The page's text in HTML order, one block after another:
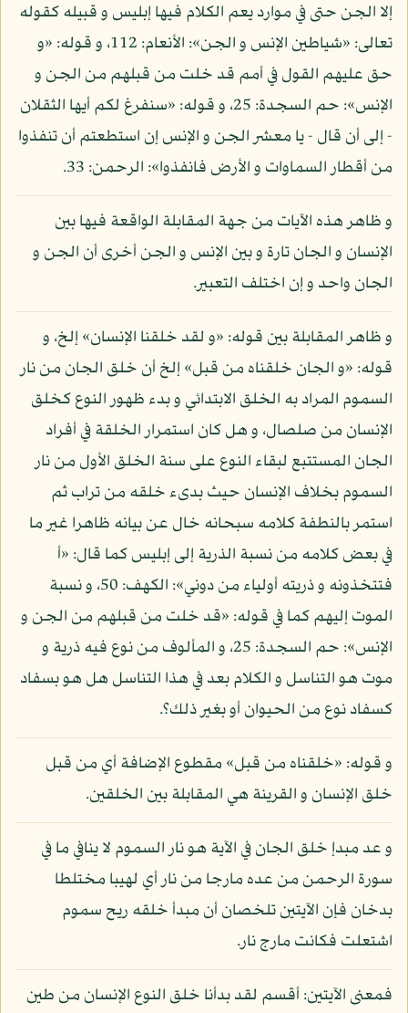
إلا الجن حتى في موارد يعم الكلام فيها إبليس و قبيله كقوله
تعالى: «شياطين الإنس و الجن»: الأنعام: 112، و قوله: «و
حق عليهم القول في أمم قد خلت من قبلهم من الجن و
الإنس»: حم السجدة: 25، و قوله: «سنفرغ لكم أيها الثقلان
- إلى أن قال - يا معشر الجن و الإنس إن استطعتم أن تنفذوا
من أقطار السماوات و الأرض فانفذوا»: الرحمن: 33.
و ظاهر هذه الآيات من جهة المقابلة الواقعة فيها بين
الإنسان و الجان تارة و بين الإنس و الجن أخرى أن الجن و
الجان واحد و إن اختلف التعبير.
و ظاهر المقابلة بين قوله: «و لقد خلقنا الإنسان» إلخ، و
قوله: «و الجان خلقناه من قبل» إلخ أن خلق الجان من نار
السموم المراد به الخلق الابتدائي و بدء ظهور النوع كخلق
الإنسان من صلصال، و هل كان استمرار الخلقة في أفراد
الجان المستتبع لبقاء النوع على سنة الخلق الأول من نار
السموم بخلاف الإنسان حيث بدىء خلقه من تراب ثم
استمر بالنطفة كلامه سبحانه خال عن بيانه ظاهرا غير ما
في بعض كلامه من نسبة الذرية إلى إبليس كما قال: «أ
فتتخذونه و ذريته أولياء من دوني»: الكهف: 50، و نسبة
الموت إليهم كما في قوله: «قد خلت من قبلهم من الجن و
الإنس»: حم السجدة: 25، و المألوف من نوع فيه ذرية و
موت هو التناسل و الكلام بعد في هذا التناسل هل هو بسفاد
كسفاد نوع من الحيوان أو بغير ذلك؟.
و قوله: «خلقناه من قبل» مقطوع الإضافة أي من قبل
خلق الإنسان و القرينة هي المقابلة بين الخلقين.
و عد مبدإ خلق الجان في الآية هو نار السموم لا ينافي ما في
سورة الرحمن من عده مارجا من نار أي لهيبا مختلطا
بدخان فإن الآيتين تلخصان أن مبدأ خلقه ريح سموم
اشتعلت فكانت مارج نار.
فمعنى الآيتين: أقسم لقد بدأنا خلق النوع الإنسان من طين